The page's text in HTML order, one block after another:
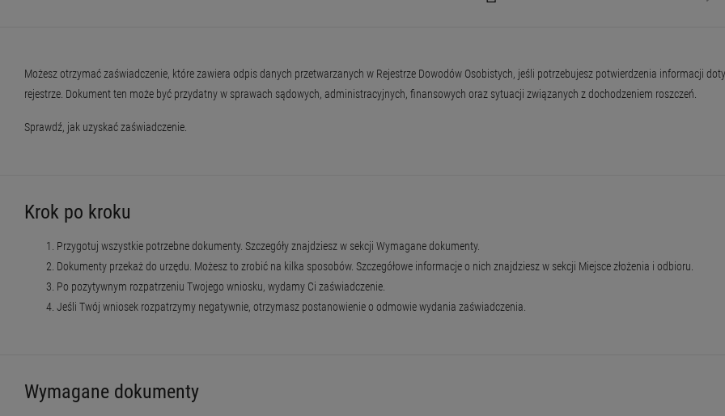
Możesz otrzymać zaświadczenie, które zawiera odpis danych przetwarzanych w Rejestrze Dowodów Osobistych, jeśli potrzebujesz potwierdzenia informacji
rejestrze. Dokument ten może być przydatny w sprawach sądowych, administracyjnych, finansowych oraz sytuacji związanych z dochodzeniem roszczeń.
Sprawdź, jak uzyskać zaświadczenie.
Krok po kroku
Przygotuj wszystkie potrzebne dokumenty. Szczegóły znajdziesz w sekcji Wymagane dokumenty.
Dokumenty przekaż do urzędu. Możesz to zrobić na kilka sposobów. Szczegółowe informacje o nich znajdziesz w sekcji Miejsce złożenia i odbioru.
Po pozytywnym rozpatrzeniu Twojego wniosku, wydamy Ci zaświadczenie.
Jeśli Twój wniosek rozpatrzymy negatywnie, otrzymasz postanowienie o odmowie wydania zaświadczenia.
Wymagane dokumenty